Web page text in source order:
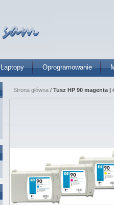
Laptopy Oprogramowanie
Strona główna / Tusz HP 90 magenta |